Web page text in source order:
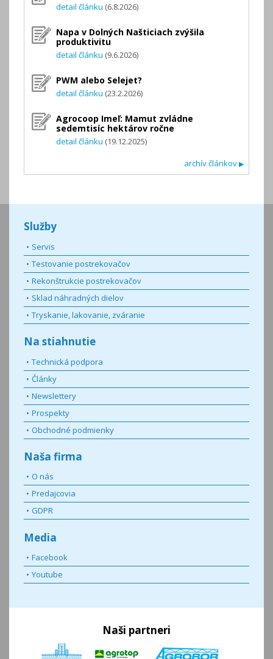
detail článku (6.8.2026)
Napa v Dolných Našticiach zvýšila
produktivitu
detail článku (9.6.2026)
PWM alebo Selejet?
detail článku (23.2.2026)
Agrocoop Imeľ: Mamut zvládne
sedemtisíc hektárov ročne
detail článku (19.12.2025)
archív článkov ▶
Služby
Servis
Testovanie postrekovačov
Rekonštrukcie postrekovačov
Sklad náhradných dielov
Tryskanie, lakovanie, zváranie
Na stiahnutie
Technická podpora
Články
Newslettery
Prospekty
Obchodné podmienky
Naša firma
O nás
Predajcovia
GDPR
Media
Facebook
Youtube
Naši partneri